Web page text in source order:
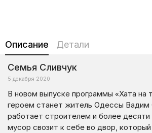
Описание Детали
Семья Сливчук
5 декабря 2020
В новом выпуске программы «Хата на
героем станет житель Одессы Вадим
работает строителем и более десяти
мусор свозит к себе во двор,